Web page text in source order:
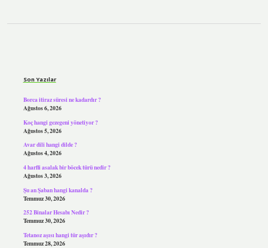
Son Yazılar
Borca itiraz süresi ne kadardır ?
Ağustos 6, 2026
Koç hangi gezegeni yönetiyor ?
Ağustos 5, 2026
Avar dili hangi dilde ?
Ağustos 4, 2026
4 harfli asalak bir böcek türü nedir ?
Ağustos 3, 2026
Şu an Şaban hangi kanalda ?
Temmuz 30, 2026
252 Binalar Hesabı Nedir ?
Temmuz 30, 2026
Tetanoz aşısı hangi tür aşıdır ?
Temmuz 28, 2026